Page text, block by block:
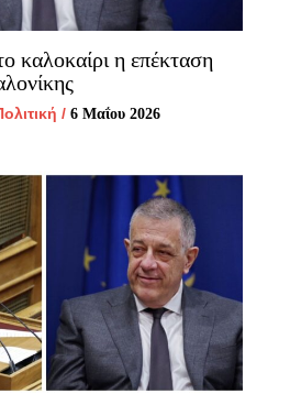
καλοκαίρι η επέκταση
/ 6 Μαΐου 2026